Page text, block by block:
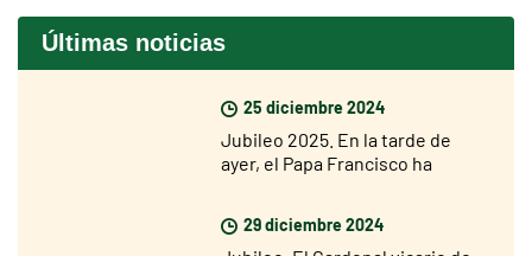
Últimas noticias
25 diciembre 2024
Jubileo 2025. En la tarde de
ayer, el Papa Francisco ha
29 diciembre 2024